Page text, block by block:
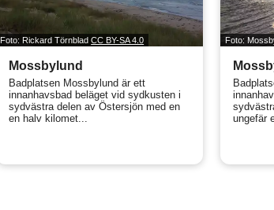
Foto: Rickard TörnbladCC BY-SA 4.0
Mossbylund
Badplatsen Mossbylund är ett
innanhavsbad beläget vid sydkusten i
sydvästra delen av Östersjön med en
en halv kilomet...
Foto:
ungefär